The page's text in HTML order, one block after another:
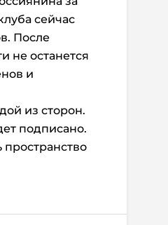
сейчас
После
не останется
и
из сторон.
подписано.
пространство